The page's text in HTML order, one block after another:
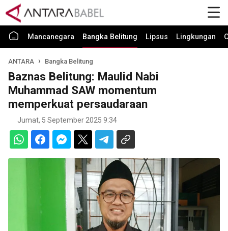
Mancanegara Bangka Belitung Lipsus Lingkungan
ANTARA Bangka Belitung
Baznas Belitung: Maulid Nabi
Muhammad SAW momentum
memperkuat persaudaraan
Jumat, 5 September 2025 9:34